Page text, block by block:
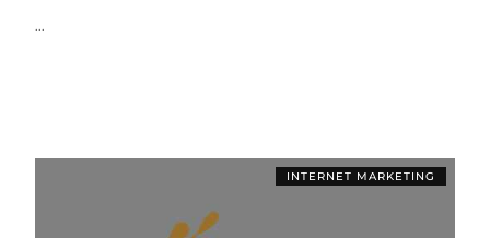
...
INTERNET MARKETING